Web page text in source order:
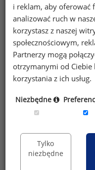
Chcesz na bieżąco
wynagrodzeniach?
Zapisz się do
danych
formularzu
sp. k. w celu
newsletter’a
Wyrażam
i reklam, aby oferować
analizować ruch w
korzystasz z naszej
społecznościowym,
Partnerzy mogą
otrzymanymi od Ciebie
korzystania z ich usług.
Niezbędne
Tylko
niezbędne